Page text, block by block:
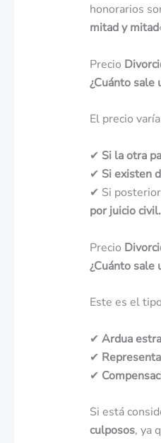
honorarios
mitad y mitad
Precio
¿Cuánto sale
El precio
✔ Si la otra
✔ Si existen
✔ Si
por juicio civil.
Precio
¿Cuánto sale
Este es el
✔ Ardua
✔
✔
Si está
culposos, ya